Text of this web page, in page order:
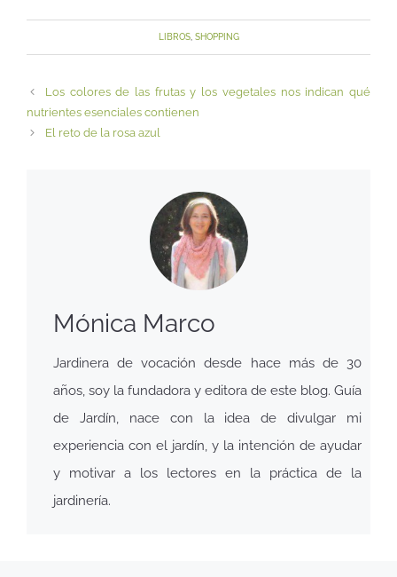
LIBROS, SHOPPING
Los colores de las frutas y los vegetales nos indican qué
nutrientes esenciales contienen
El reto de la rosa azul
Mónica Marco
Jardinera de vocación desde hace más de 30
años, soy la fundadora y editora de este blog. Guía
de Jardín, nace con la idea de divulgar mi
experiencia con el jardín, y la intención de ayudar
y motivar a los lectores en la práctica de la
jardinería.